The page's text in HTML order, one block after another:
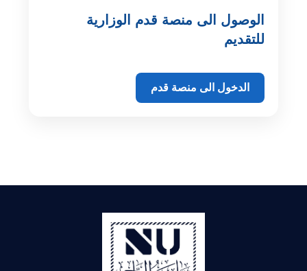
الوصول الى منصة قدم الوزارية
للتقديم
الدخول الى منصة قدم